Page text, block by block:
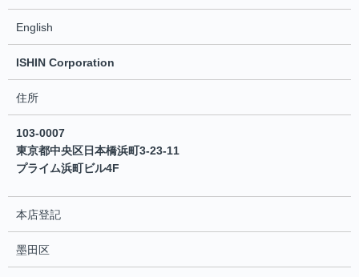
English
ISHIN Corporation
住所
103-0007
東京都中央区日本橋浜町3-23-11
プライム浜町ビル4F
本店登記
墨田区